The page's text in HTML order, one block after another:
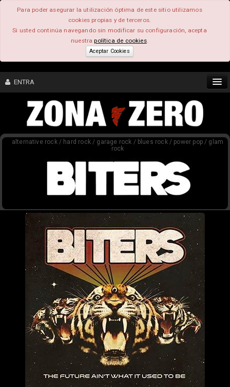
Para poder asegurar la utilización óptima de este sitio utilizamos
cookies propias y de terceros.
Si usted continúa navegando sin modificar su configuración, acepta
nuestrapolítica de cookies.
Aceptar Cookies
ENTRA
CONTENIDO
FEEEDBACK
alternative rock / hard rock / garage rock / blues rock / power pop / glam
rock